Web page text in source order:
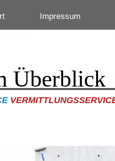
Impressum